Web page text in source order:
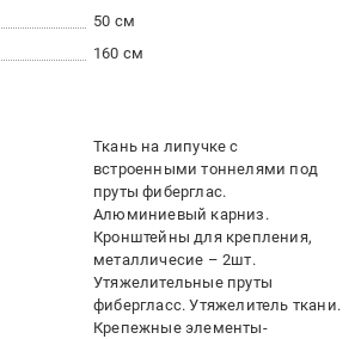
50 см
160 см
Ткань на липучке с
встроенными тоннелями под
пруты фиберглас.
Алюминиевый карниз.
Кронштейны для крепления,
металличесие – 2шт.
Утяжелительные пруты
фибергласс. Утяжелитель ткани.
Крепежные элементы-